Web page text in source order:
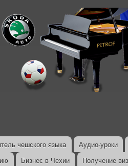
чешского языка
Аудио-уроки
Бизнес в Чехии
Получение